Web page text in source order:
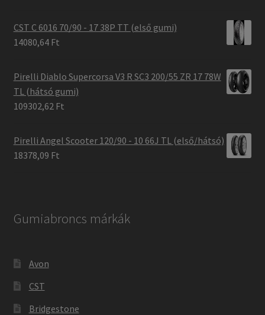
CST C 6016 70/90 - 17 38P TT (első gumi)
14080,64 Ft
Pirelli Diablo Supercorsa V3 R SC3 200/55 ZR 17 78W
TL (hátsó gumi)
109302,62 Ft
Pirelli Angel Scooter 120/90 - 10 66J TL (első/hátsó)
18378,09 Ft
Gumiabroncs márkák
Avon
CST
Bridgestone